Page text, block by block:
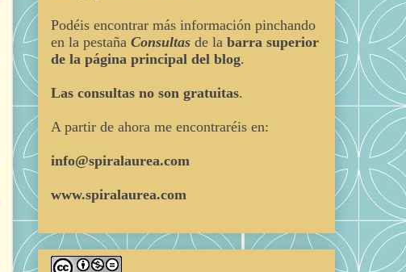
Podéis encontrar más información pinchando
en la pestaña Consultas de la barra superior
de la página principal del blog.
Las consultas no son gratuitas.
A partir de ahora me encontraréis en:
info@spiralaurea.com
www.spiralaurea.com